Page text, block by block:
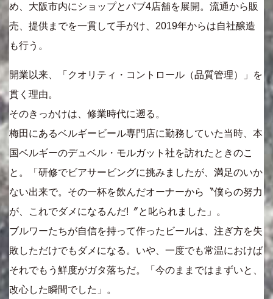
め、大阪市内にショップとパブ4店舗を展開。流通から販
売、提供までを一貫して手がけ、2019年からは自社醸造
も行う。
開業以来、「クオリティ・コントロール（品質管理）」を
貫く理由。
そのきっかけは、修業時代に遡る。
梅田にあるベルギービール専門店に勤務していた当時、本
国ベルギーのデュベル・モルガット社を訪れたときのこ
と。「研修でビアサービングに挑みましたが、満足のいか
ない出来で。その一杯を飲んだオーナーから〝僕らの努力
が、これでダメになるんだ!〞と叱られました」。
ブルワーたちが自信を持って作ったビールは、注ぎ方を失
敗しただけでもダメになる。いや、一度でも常温におけば
それでもう鮮度がガタ落ちだ。「今のままではまずいと、
改心した瞬間でした」。